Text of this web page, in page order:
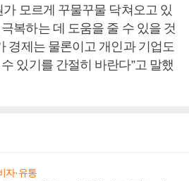
가 모르게 꾸물꾸물 닥쳐오고 있
복하는 데 도움을 줄 수 있을 것
경제는 물론이고 개인과 기업도
있기를 간절히 바란다”고 말했
자·유통